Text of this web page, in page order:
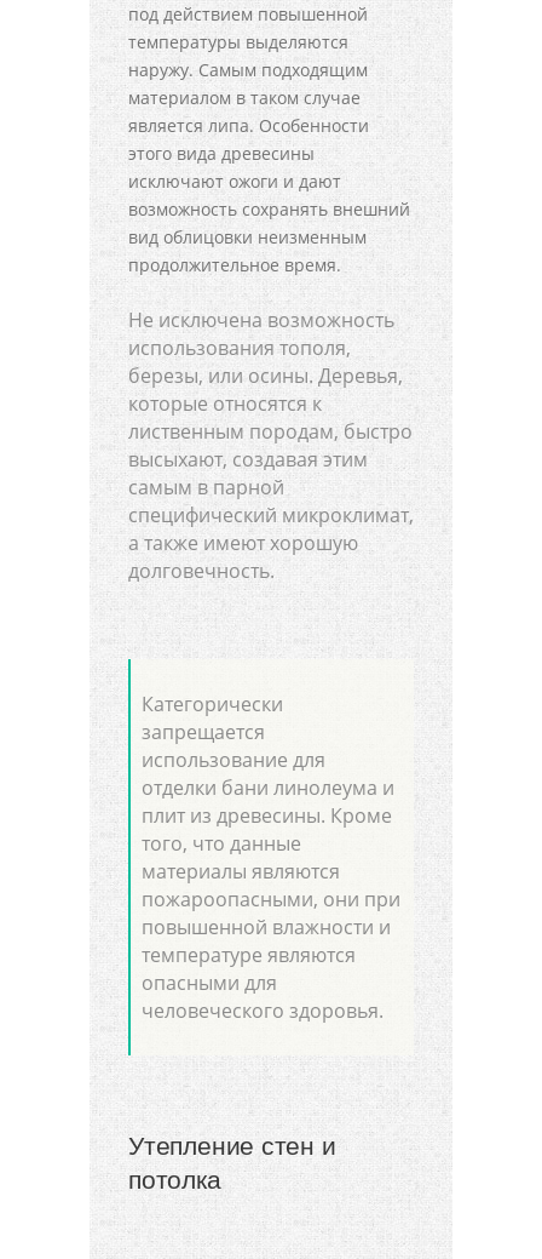
под действием повышенной
температуры выделяются
наружу. Самым подходящим
материалом в таком случае
является липа. Особенности
этого вида древесины
исключают ожоги и дают
возможность сохранять внешний
вид облицовки неизменным
продолжительное время.
Не исключена возможность
использования тополя,
березы, или осины. Деревья,
которые относятся к
лиственным породам, быстро
высыхают, создавая этим
самым в парной
специфический микроклимат,
а также имеют хорошую
долговечность.
Категорически
запрещается
использование для
отделки бани линолеума и
плит из древесины. Кроме
того, что данные
материалы являются
пожароопасными, они при
повышенной влажности и
температуре являются
опасными для
человеческого здоровья.
Утепление стен и
потолка